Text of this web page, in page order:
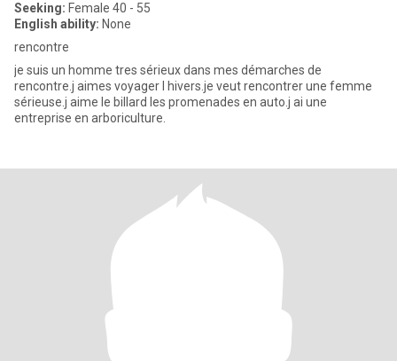
Seeking: Female 40 - 55
English ability: None
rencontre
je suis un homme tres sérieux dans mes démarches de
rencontre.j aimes voyager l hivers.je veut rencontrer une femme
sérieuse.j aime le billard les promenades en auto.j ai une
entreprise en arboriculture.